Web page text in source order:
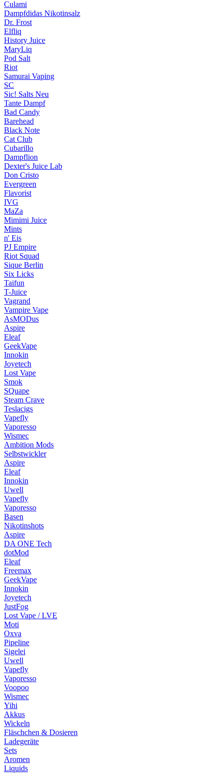
Culami
Dampfdidas Nikotinsalz
Dr. Frost
Elfliq
History Juice
MaryLiq
Pod Salt
Riot
Samurai Vaping
SC
Sic! Salts Neu
Tante Dampf
Bad Candy
Barehead
Black Note
Cat Club
Cubarillo
Dampflion
Dexter's Juice Lab
Don Cristo
Evergreen
Flavorist
IVG
MaZa
Mimimi Juice
Mints
n' Eis
PJ Empire
Riot Squad
Sique Berlin
Six Licks
Taifun
T-Juice
Vagrand
Vampire Vape
AsMODus
Aspire
Eleaf
GeekVape
Innokin
Joyetech
Lost Vape
Smok
SQuape
Steam Crave
Teslacigs
Vapefly
Vaporesso
Wismec
Ambition Mods
Selbstwickler
Aspire
Eleaf
Innokin
Uwell
Vapefly
Vaporesso
Basen
Nikotinshots
Aspire
DA ONE Tech
dotMod
Eleaf
Freemax
GeekVape
Innokin
Joyetech
JustFog
Lost Vape / LVE
Moti
Oxva
Pipeline
Sigelei
Uwell
Vapefly
Vaporesso
Voopoo
Wismec
Yihi
Akkus
Wickeln
Fläschchen & Dosieren
Ladegeräte
Sets
Aromen
Liquids